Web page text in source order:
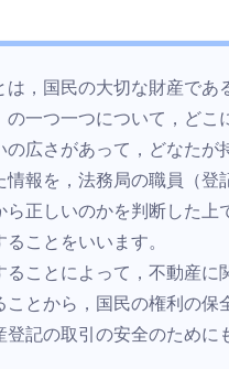
，国民の大切な財産であ
の一つ一つについて，どこ
の広さがあって，どなたが
情報を，法務局の職員（登
ら正しいのかを判断した上
ることをいいます。
ことによって，不動産に
ことから，国民の権利の保
登記の取引の安全のために